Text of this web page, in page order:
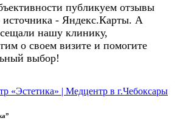
публикуем отзывы
источника - Яндекс.Карты. А
нашу клинику,
о своем визите и помогите
выбор!